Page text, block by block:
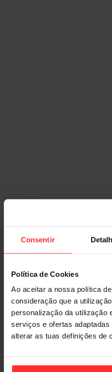
Consentir
Política de Cookies
Ao aceitar a nossa política
consideração que a
personalização da utilização
serviços e ofertas
alterar as tuas definições de